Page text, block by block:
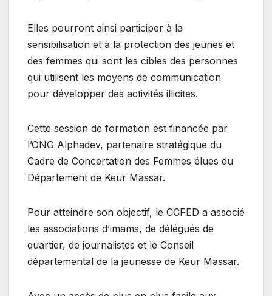
Elles pourront ainsi participer à la
sensibilisation et à la protection des jeunes et
des femmes qui sont les cibles des personnes
qui utilisent les moyens de communication
pour développer des activités illicites.
Cette session de formation est financée par
l’ONG Alphadev, partenaire stratégique du
Cadre de Concertation des Femmes élues du
Département de Keur Massar.
Pour atteindre son objectif, le CCFED a associé
les associations d’imams, de délégués de
quartier, de journalistes et le Conseil
départemental de la jeunesse de Keur Massar.